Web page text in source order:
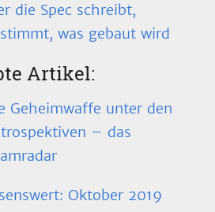
die Spec schreibt,
was gebaut wird
Artikel:
Geheimwaffe unter den
– das
Oktober 2019